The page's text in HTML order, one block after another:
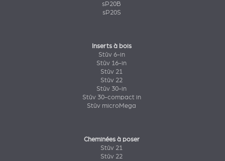
sP20B
sP20S
Inserts à bois
Stûv 6-in
Stûv 16-in
Stûv 21
Stûv 22
Stûv 30-in
Stûv 30-compact in
Stûv microMega
Cheminées à poser
Stûv 21
Stûv 22